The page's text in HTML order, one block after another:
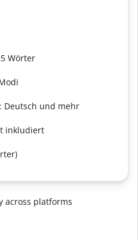
Wörter
: Deutsch und mehr
inkludiert
across platforms